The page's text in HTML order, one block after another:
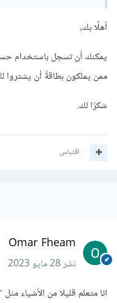
أهلًا بك،
يمكنك أن تسجل باستخدام
ممن يملكون بطاقةً أن يشتروا
شكرًا لك.
اقتباس
Omar Fheam
نشر28 مايو 2023
انا متعلم قليلا من الأشياء مثل br و em و strong و title